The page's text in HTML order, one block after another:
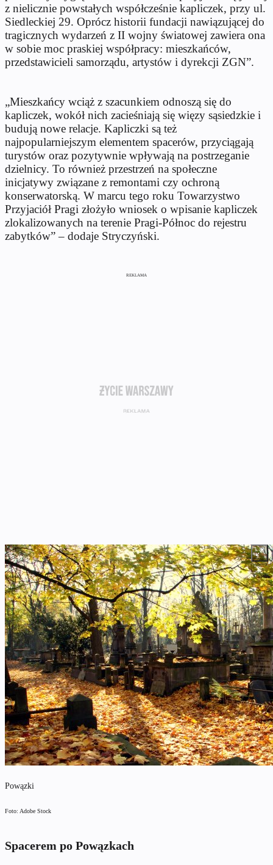
z nielicznie powstałych współcześnie kapliczek, przy ul.
Siedleckiej 29. Oprócz historii fundacji nawiązującej do
tragicznych wydarzeń z II wojny światowej zawiera ona
w sobie moc praskiej współpracy: mieszkańców,
przedstawicieli samorządu, artystów i dyrekcji ZGN”.
„Mieszkańcy wciąż z szacunkiem odnoszą się do
kapliczek, wokół nich zacieśniają się więzy sąsiedzkie i
budują nowe relacje. Kapliczki są też
najpopularniejszym elementem spacerów, przyciągają
turystów oraz pozytywnie wpływają na postrzeganie
dzielnicy. To również przestrzeń na społeczne
inicjatywy związane z remontami czy ochroną
konserwatorską. W marcu tego roku Towarzystwo
Przyjaciół Pragi złożyło wniosek o wpisanie kapliczek
zlokalizowanych na terenie Pragi-Północ do rejestru
zabytków” – dodaje Stryczyński.
REKLAMA
Powązki
Foto: Adobe Stock
Spacerem po Powązkach